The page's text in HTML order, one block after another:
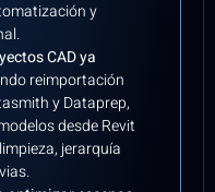
y
CAD ya
reimportación
y Dataprep,
desde Revit
jerarquía